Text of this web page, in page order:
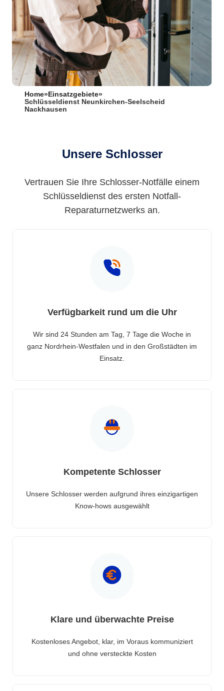
Home» Einsatzgebiete»
Schlüsseldienst Neunkirchen-Seelscheid
Nackhausen
Unsere Schlosser
Vertrauen Sie Ihre Schlosser-Notfälle einem
Schlüsseldienst des ersten Notfall-
Reparaturnetzwerks an.
Verfügbarkeit rund um die Uhr
Wir sind 24 Stunden am Tag, 7 Tage die Woche in
ganz Nordrhein-Westfalen und in den Großstädten im
Einsatz.
Kompetente Schlosser
Unsere Schlosser werden aufgrund ihres einzigartigen
Know-hows ausgewählt
Klare und überwachte Preise
Kostenloses Angebot, klar, im Voraus kommuniziert
und ohne versteckte Kosten